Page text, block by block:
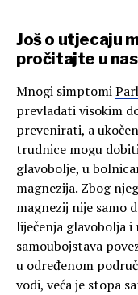
Još o utjecaju
pročitajte u
Mnogi simptomi
prevladati visokim
prevenirati, a
trudnice mogu
glavobolje, u
magnezija. Zbog
magnezij nije samo
liječenja glavobolja i
samoubojstava
u određenom
vodi, veća je stopa